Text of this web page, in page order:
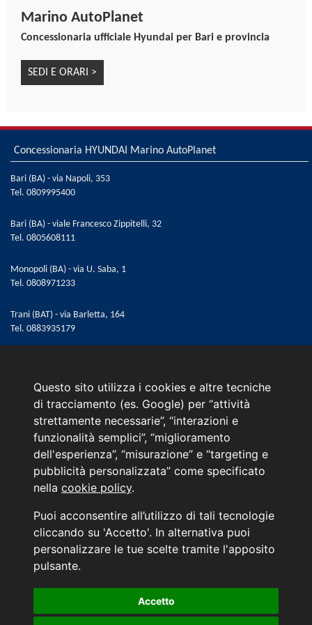
Questo sito utilizza i cookies e altre tecniche
di tracciamento (es. Google) per “attività
strettamente necessarie”, “interazioni e
funzionalità semplici”, “miglioramento
dell'esperienza”, “misurazione” e “targeting e
pubblicità personalizzata” come specificato
nella cookie policy.
Puoi acconsentire all’utilizzo di tali tecnologie
cliccando su 'Accetto'. In alternativa puoi
personalizzare le tue scelte tramite l'apposito
pulsante.
Accetto
Vernice metallizzata Typhoon Silver
Volante regolabile in altezza
Volante riscaldato
Volante rivestito in pelle
Marino AutoPlanet
Concessionaria ufficiale Hyundai per Bari e provincia
SEDI E ORARI >
Concessionaria HYUNDAI Marino AutoPlanet
Bari (BA) - via Napoli, 353
Tel. 0809995400
Bari (BA) - viale Francesco Zippitelli, 32
Tel. 0805608111
Monopoli (BA) - via U. Saba, 1
Tel. 0808971233
Trani (BAT) - via Barletta, 164
Tel. 0883935179
Menù
L'azienda
Hyundai Business Center
Orari di apertura e chiusura
Contattaci
Convenzioni Hyundai
Informativa sulla Privacy
INFORMATIVA AI SENSI DELL'ART. 79 DEL REG. IVASS n° 40/2018
Aggiorna le tue preferenze di consenso alle tecnologie di tracciamento.